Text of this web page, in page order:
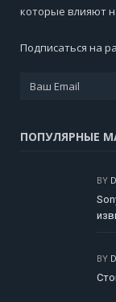
которые влияют
Подписаться на
ПОПУЛЯРНЫЕ
BY
BY